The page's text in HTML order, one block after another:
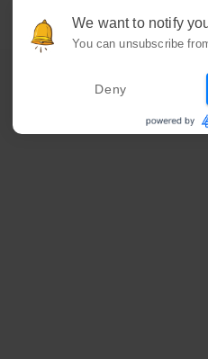
We want to notify
You can unsubscribe
Deny